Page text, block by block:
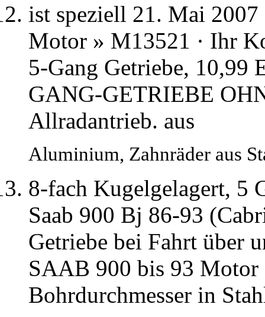
ist speziell 21. Mai
Motor » M13521 · Ihr
5-Gang Getriebe, 10,99
GANG-GETRIEBE
Allradantrieb. aus
Aluminium, Zahnräder aus
8-fach Kugelgelagert, 5
Saab 900 Bj 86-93
Getriebe bei Fahrt über
SAAB 900 bis 93
Bohrdurchmesser in